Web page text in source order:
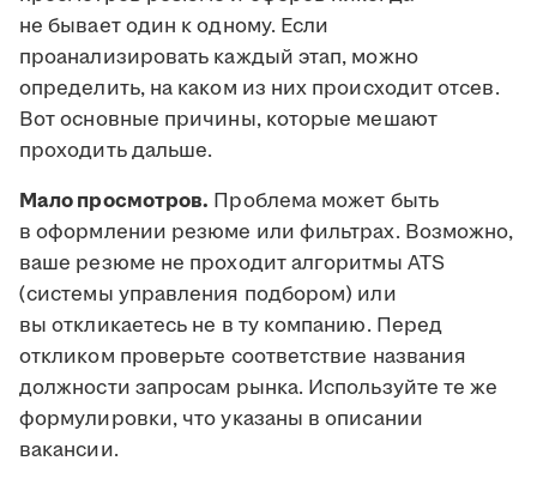
не бывает один к одному. Если
проанализировать каждый этап, можно
определить, на каком из них происходит отсев.
Вот основные причины, которые мешают
проходить дальше.
Мало просмотров. Проблема может быть
в оформлении резюме или фильтрах. Возможно,
ваше резюме не проходит алгоритмы ATS
(системы управления подбором) или
вы откликаетесь не в ту компанию. Перед
откликом проверьте соответствие названия
должности запросам рынка. Используйте те же
формулировки, что указаны в описании
вакансии.